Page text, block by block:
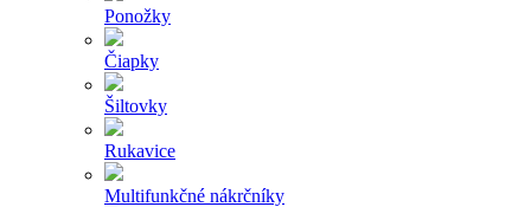
Ponožky
Čiapky
Šiltovky
Rukavice
Multifunkčné nákrčníky